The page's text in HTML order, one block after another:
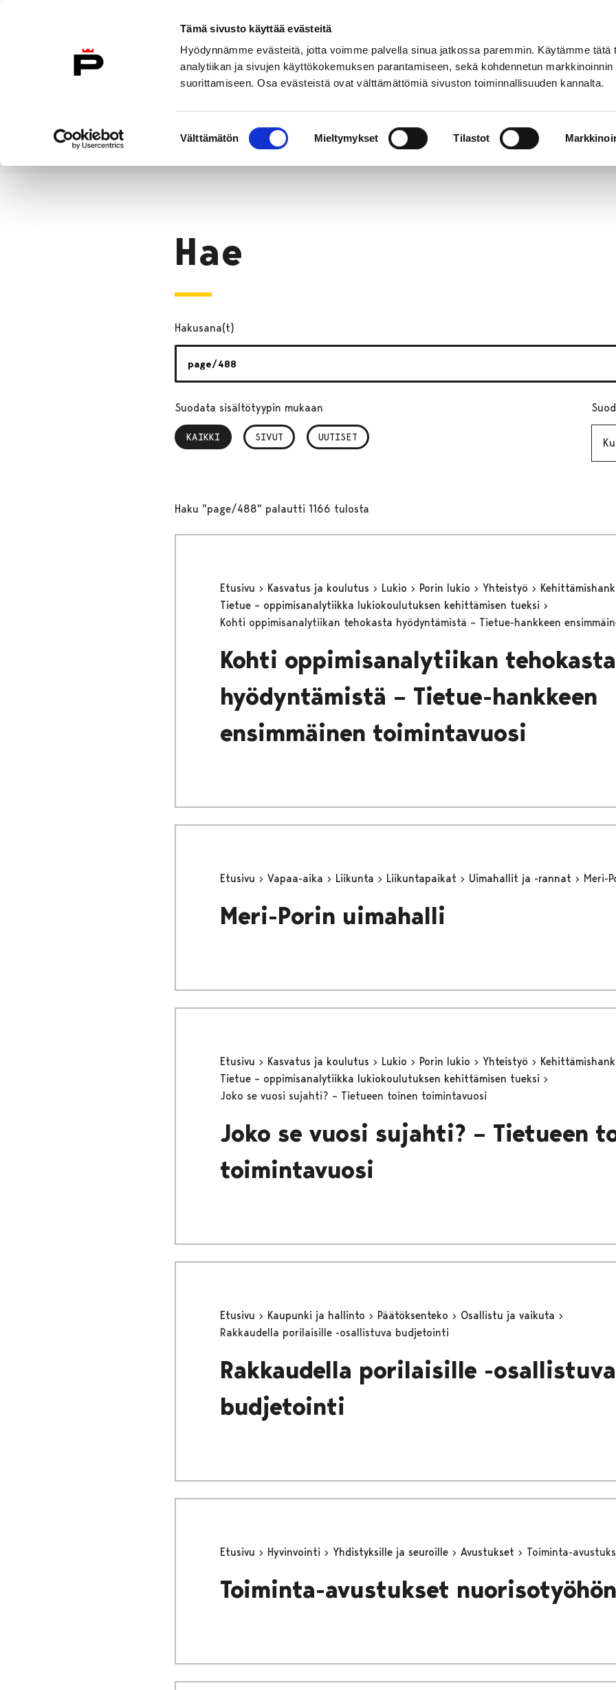
Tämä sivusto käyttää evästeitä
Hyödynnämme evästeitä, jotta voimme palvella sinua jatkossa paremmin. Käytämme tätä
analytiikan ja sivujen käyttökokemuksen parantamiseen, sekä kohdennetun markkinoinnin
suorittamiseen. Osa evästeistä ovat välttämättömiä sivuston toiminnallisuuden kannalta.
valinta
Välttämätön Mieltymykset Tilastot
Etusivulle
Etusivu
Hae
Hakusana(t)
Suodata sisältötyypin mukaan
KAIKKI
, VALITTU SIVUT UUTISET
Haku "page/488" palautti 1166 tulosta
Etusivu Kasvatus ja koulutus Lukio Porin lukio Yhteistyö
Tietue – oppimisanalytiikka lukiokoulutuksen kehittämisen tueksi
Kohti oppimisanalytiikan tehokasta hyödyntämistä – Tietue-hankkeen
Kohti oppimisanalytiikan tehokasta
hyödyntämistä – Tietue-hankkeen
ensimmäinen toimintavuosi
Etusivu Vapaa-aika Liikunta Liikuntapaikat Uimahallit ja -rannat Meri-
Meri-Porin uimahalli
Etusivu Kasvatus ja koulutus Lukio Porin lukio Yhteistyö
Tietue – oppimisanalytiikka lukiokoulutuksen kehittämisen tueksi
Joko se vuosi sujahti? – Tietueen toinen toimintavuosi
Joko se vuosi sujahti? – Tietueen
toimintavuosi
Etusivu Kaupunki ja hallinto Päätöksenteko
Osallistu ja vaikuta
Rakkaudella porilaisille -osallistuva budjetointi
Rakkaudella porilaisille -osallistuva
budjetointi
Etusivu Hyvinvointi Yhdistyksille ja seuroille Avustukset Toiminta-
Toiminta-avustukset nuorisotyöhön